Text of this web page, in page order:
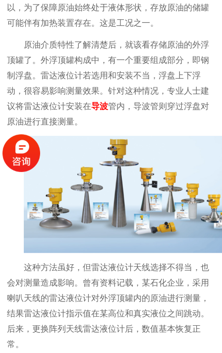
以，为了保障原油始终处于液体形状，存放原油的储罐
可能伴有加热装置存在。这是工况之一。
原油介质特性了解清楚后，就该看存储原油的外浮
顶罐了。外浮顶罐构成中，有一个重要组成部分，即钢
制浮盘。雷达液位计若选用和安装不当，浮盘上下浮
动，很容易影响测量效果。针对这种情况，专业人士建
议将雷达液位计安装在导波管内，导波管则穿过浮盘对
原油进行直接测量。
这种方法虽好，但雷达液位计天线选择不得当，也
会对测量造成影响。曾有资料记载，某石化企业，采用
喇叭天线的雷达液位计对外浮顶罐内的原油进行测量，
结果雷达液位计指示值在某高位和真实液位之间跳动。
后来，更换阵列天线雷达液位计后，数值基本恢复正
常。